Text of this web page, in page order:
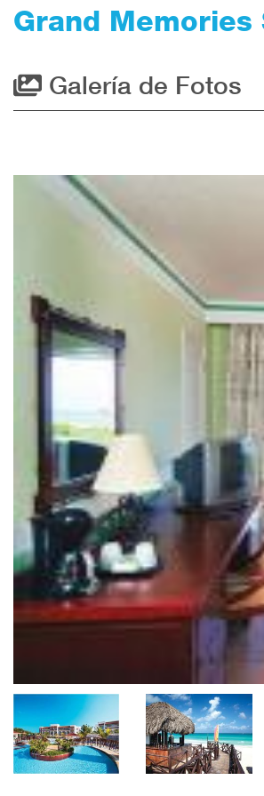
Grand Memories
Galería de Fotos